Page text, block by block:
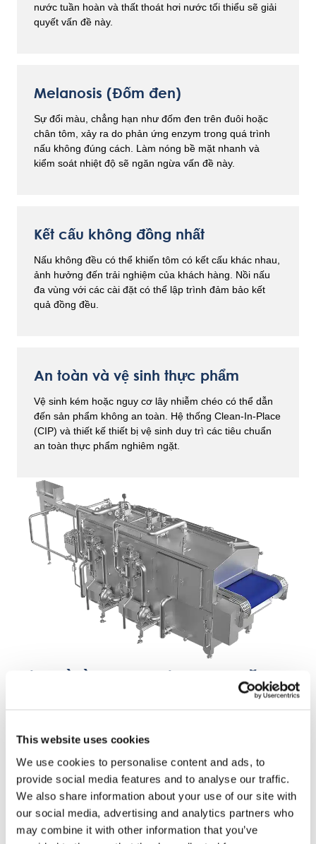
This website uses cookies
We use cookies to personalise content and ads, to
provide social media features and to analyse our traffic.
We also share information about your use of our site with
our social media, advertising and analytics partners who
may combine it with other information that you’ve
nước tuần hoàn và thất thoát hơi nước tối thiểu sẽ giải
quyết vấn đề này.
Melanosis (Đốm đen)
Sự đổi màu, chẳng hạn như đốm đen trên đuôi hoặc
chân tôm, xảy ra do phản ứng enzym trong quá trình
nấu không đúng cách. Làm nóng bề mặt nhanh và
kiểm soát nhiệt độ sẽ ngăn ngừa vấn đề này.
Kết cấu không đồng nhất
Nấu không đều có thể khiến tôm có kết cấu khác nhau,
ảnh hưởng đến trải nghiệm của khách hàng. Nồi nấu
đa vùng với các cài đặt có thể lập trình đảm bảo kết
quả đồng đều.
An toàn và vệ sinh thực phẩm
Vệ sinh kém hoặc nguy cơ lây nhiễm chéo có thể dẫn
đến sản phẩm không an toàn. Hệ thống Clean-In-Place
(CIP) và thiết kế thiết bị vệ sinh duy trì các tiêu chuẩn
an toàn thực phẩm nghiêm ngặt.
Điều gì làm cho nồi nấu đa năng
Máy nấu siêu tốc OctoCore™ tạo nên sự khác biệt trong
được thiết kế để nâng cao chất lượng sản phẩm, năng
suất, hiệu quả năng lượng và an toàn thực phẩm:
Kiểm soát nhiệt độ đa vùng
Nồi nấu sử dụng ba vùng nhiệt độ riêng biệt, cho phép